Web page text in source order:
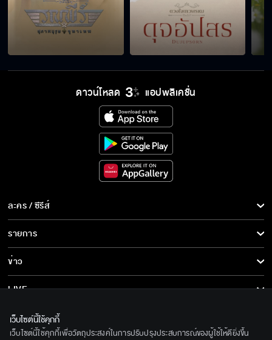
ไม่ได้เกิด
ในที่สุดมึงก็โผล่หัวออกมาได้ไอ้กบฏ
พวกเอ็งปล่อยผีออกจากร่างไปสิงอีไหมลูกข้า
ควรมีหมอในทีม มันน่าดีใจหรือจิตตกดีเนี่ย
ไม่สนว่าใครมาก่อนมาหลัง ผมจะใช้สิทธิ์การเป็น
เจ้านายของคุณ
ดีใจจังเลย ซัน ยังไม่ตาย
ดาวน์โหลด แอปพลิเคชั่น
ละคร / ซีรีส์
ละคร/ซีรีส์
ซีรีส์นานาชาติ
การ์ตูน & เกม
รายการ
รายการทั้งหมด
ข่าว
ข่าวทั้งหมด
ข่าวประชาสัมพันธ์
LIVE
เกี่ยวกับเรา
BEC World
เว็บไซต์นี้ใช้คุกกี้
เว็บไซต์นี้ใช้คุกกี้เพื่อวัตถุประสงค์ในการปรับปรุงประสบการณ์ของผู้ใช้ให้ดียิ่งขึ้น